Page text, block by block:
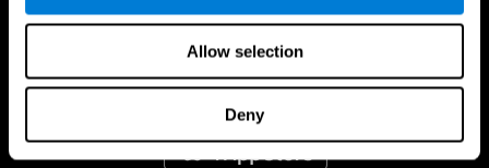
Allow selection
Deny
App CogniFit